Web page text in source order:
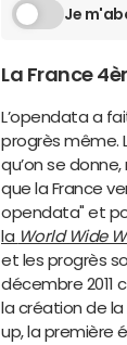
Je
La France
L’opendata a
progrès même.
qu’on se
que la France
opendata" et
la World Wide
et les progrès
décembre 2011
la création de
up, la première